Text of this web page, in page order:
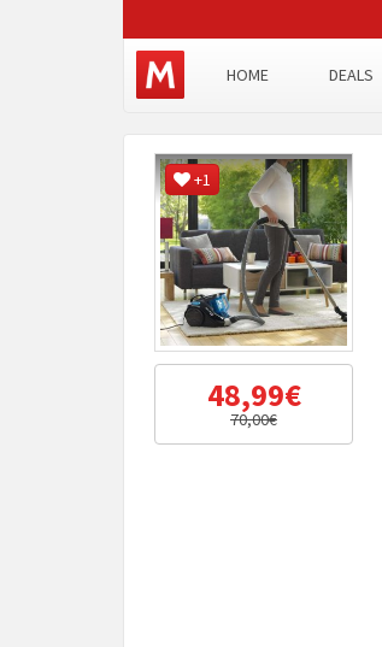
HOME DEALS
+1
48,99€
70,00€